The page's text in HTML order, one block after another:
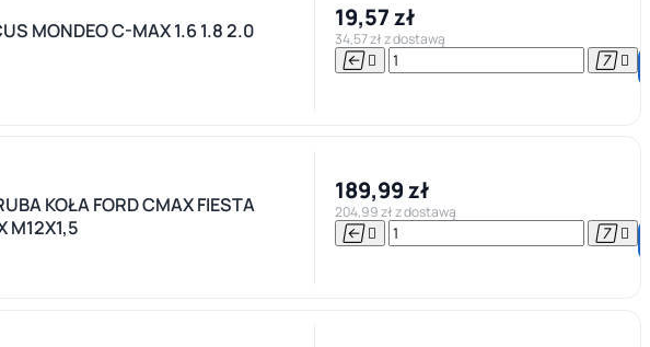
MONDEO C-MAX 1.6 1.8 2.0
19,57 zł
34,57 zł z dostawą
   
KOŁA FORD CMAX FIESTA
M12X1,5
189,99 zł
204,99 zł z dostawą
   